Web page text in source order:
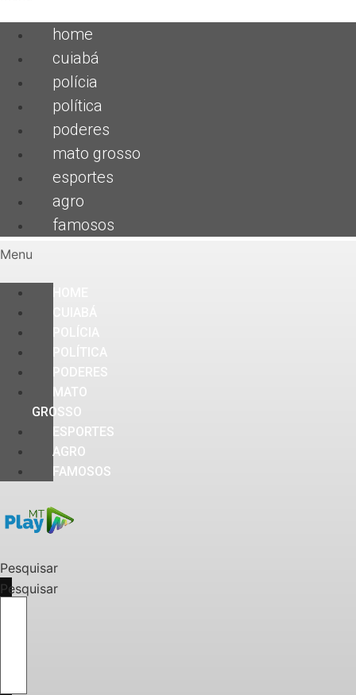
home
cuiabá
polícia
política
poderes
mato grosso
esportes
agro
famosos
Menu
PODERES
MATO
GROSSO
ESPORTES
AGRO
FAMOSOS
Pesquisar
Pesquisar